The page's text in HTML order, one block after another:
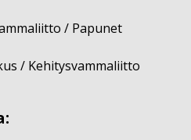
/ Papunet
/ Kehitysvammaliitto